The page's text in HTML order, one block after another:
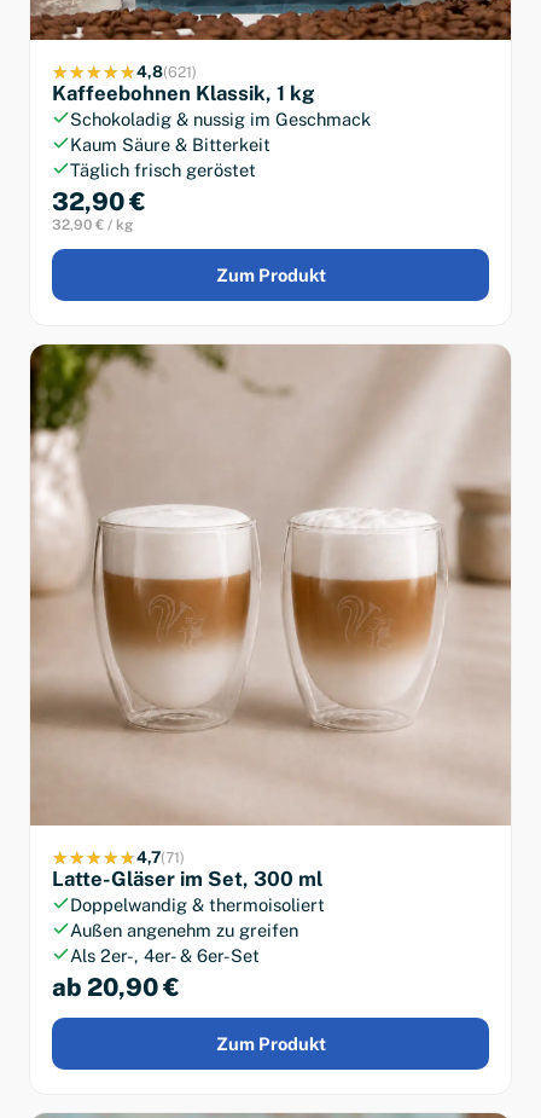
4,8(621)
Kaffeebohnen Klassik, 1 kg
Schokoladig & nussig im Geschmack
Kaum Säure & Bitterkeit
Täglich frisch geröstet
32,90 €
32,90 € / kg
Zum Produkt
4,7(71)
Latte-Gläser im Set, 300 ml
Doppelwandig & thermoisoliert
Außen angenehm zu greifen
Als 2er-, 4er- & 6er-Set
ab 20,90 €
Zum Produkt